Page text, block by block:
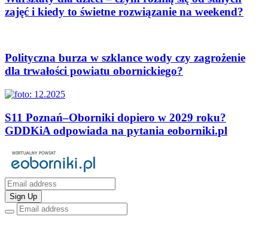
zajęć i kiedy to świetne rozwiązanie na weekend?
Polityczna burza w szklance wody czy zagrożenie
dla trwałości powiatu obornickiego?
S11 Poznań–Oborniki dopiero w 2029 roku?
GDDKiA odpowiada na pytania eoborniki.pl
Sign Up